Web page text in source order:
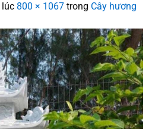
lúc 800 × 1067 trong Cây hương